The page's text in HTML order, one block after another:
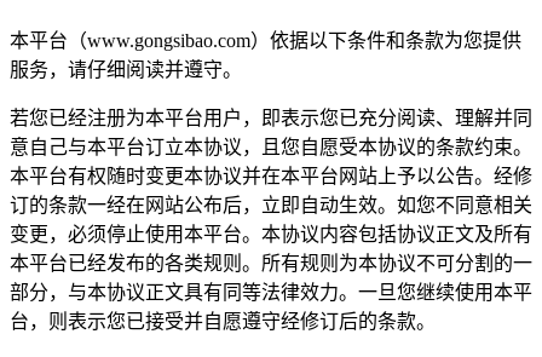
本平台（www.gongsibao.com）依据以下条件和条款为您提供
服务，请仔细阅读并遵守。
若您已经注册为本平台用户，即表示您已充分阅读、理解并同
意自己与本平台订立本协议，且您自愿受本协议的条款约束。
本平台有权随时变更本协议并在本平台网站上予以公告。经修
订的条款一经在网站公布后，立即自动生效。如您不同意相关
变更，必须停止使用本平台。本协议内容包括协议正文及所有
本平台已经发布的各类规则。所有规则为本协议不可分割的一
部分，与本协议正文具有同等法律效力。一旦您继续使用本平
台，则表示您已接受并自愿遵守经修订后的条款。